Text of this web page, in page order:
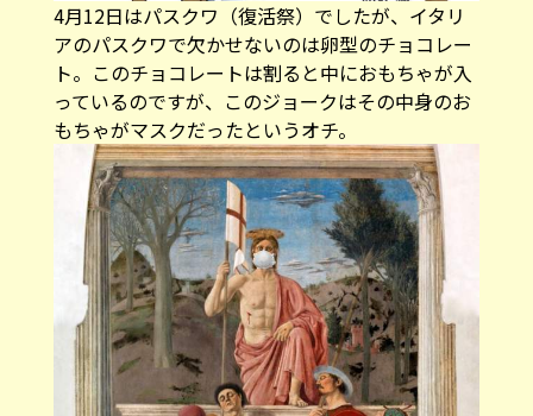
4月12日はパスクワ（復活祭）でしたが、イタリ
アのパスクワで欠かせないのは卵型のチョコレー
ト。このチョコレートは割ると中におもちゃが入
っているのですが、このジョークはその中身のお
もちゃがマスクだったというオチ。